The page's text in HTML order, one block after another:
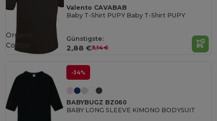
Valento CAVABAB
Baby T-Shirt PUPY Baby T-Shirt PUPY
Günstigste:
2,88 €3,14 €
Organic
Cotton
-34%
BABYBUGZ BZ060
BABY LONG SLEEVE KIMONO BODYSUIT